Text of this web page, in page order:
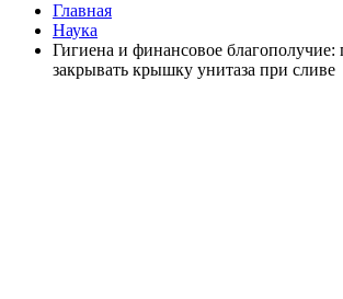
Главная
Наука
Гигиена и финансовое
закрывать крышку унитаза при сливе